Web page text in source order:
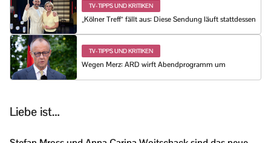
TV-TIPPS UND KRITIKEN
„Kölner Treff“ fällt aus: Diese Sendung läuft stattdessen
TV-TIPPS UND KRITIKEN
Wegen Merz: ARD wirft Abendprogramm um
Liebe ist…